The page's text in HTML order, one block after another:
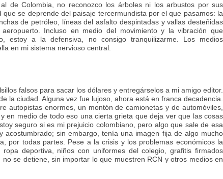
de Colombia, no reconozco los árboles ni los arbustos por sus
se deprende del paisaje tercermundista por el que pasamos: la
de petróleo, líneas del asfalto despintadas y vallas desteñidas
Incluso en medio del movimiento y la vibración que
estoy a la defensiva, no consigo tranquilizarme. Los medios
en mi sistema nervioso central.
falsos para sacar los dólares y entregárselos a mi amigo editor.
la ciudad. Alguna vez fue lujoso, ahora está en franca decadencia.
autopistas enormes, un montón de camionetas y de automóviles,
en medio de todo eso una cierta grieta que deja ver que las cosas
seguro si es mi prejuicio colombiano, pero algo que sale de esa
sin embargo, tenía una imagen fija de algo mucho
por todas partes. Pese a la crisis y los problemas económicos la
deportiva, niños con uniformes del colegio, grafitis firmados
se detiene, sin importar lo que muestren RCN y otros medios en